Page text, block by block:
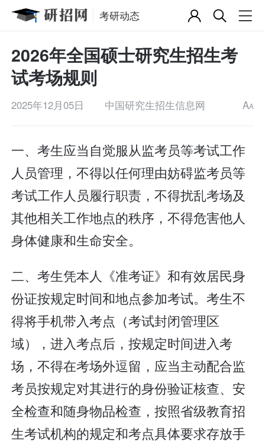
考研动态
2026年全国硕士研究生招生考
试考场规则
2025年12月05日 中国研究生招生信息网 AA
一、考生应当自觉服从监考员等考试工作
人员管理，不得以任何理由妨碍监考员等
考试工作人员履行职责，不得扰乱考场及
其他相关工作地点的秩序，不得危害他人
身体健康和生命安全。
二、考生凭本人《准考证》和有效居民身
份证按规定时间和地点参加考试。考生不
得将手机带入考点（考试封闭管理区
域），进入考点后，按规定时间进入考
场，不得在考场外逗留，应当主动配合监
考员按规定对其进行的身份验证核查、安
全检查和随身物品检查，按照省级教育招
生考试机构的规定和考点具体要求存放手